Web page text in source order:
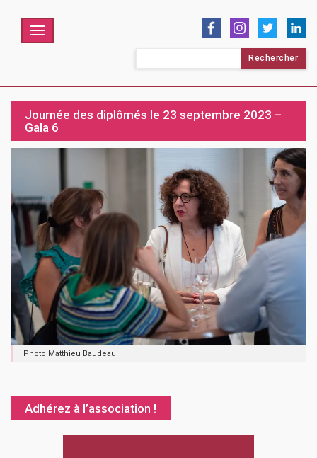
Menu
Journée des diplômés le 23 septembre 2023 –
Gala 6
Photo Matthieu Baudeau
Adhérez à l’association !